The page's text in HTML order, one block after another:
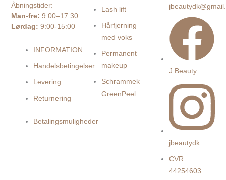
Åbningstider:
Man-fre:9:00–17:30
Lørdag: 9:00-15:00
INFORMATION:
Handelsbetingelser
Levering
Returnering
Betalingsmuligheder
Lash lift
Hårfjerning
med voks
Permanent
makeup
Schrammek
GreenPeel
J Beauty
jbeautydk
CVR:
44254603